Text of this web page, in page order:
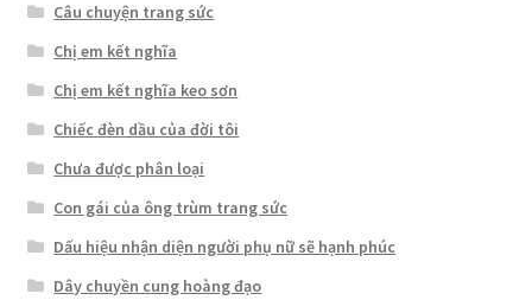
Câu chuyện trang sức
Chị em kết nghĩa
Chị em kết nghĩa keo sơn
Chiếc đèn dầu của đời tôi
Chưa được phân loại
Con gái của ông trùm trang sức
Dấu hiệu nhận diện người phụ nữ sẽ hạnh phúc
Dây chuyền cung hoàng đạo